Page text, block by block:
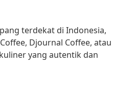
terdekat di Indonesia,
Djournal Coffee, atau
yang autentik dan